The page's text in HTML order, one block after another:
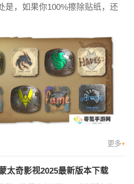
是，如果你100%擦除贴纸，还
更多+
太奇影视2025最新版本下载